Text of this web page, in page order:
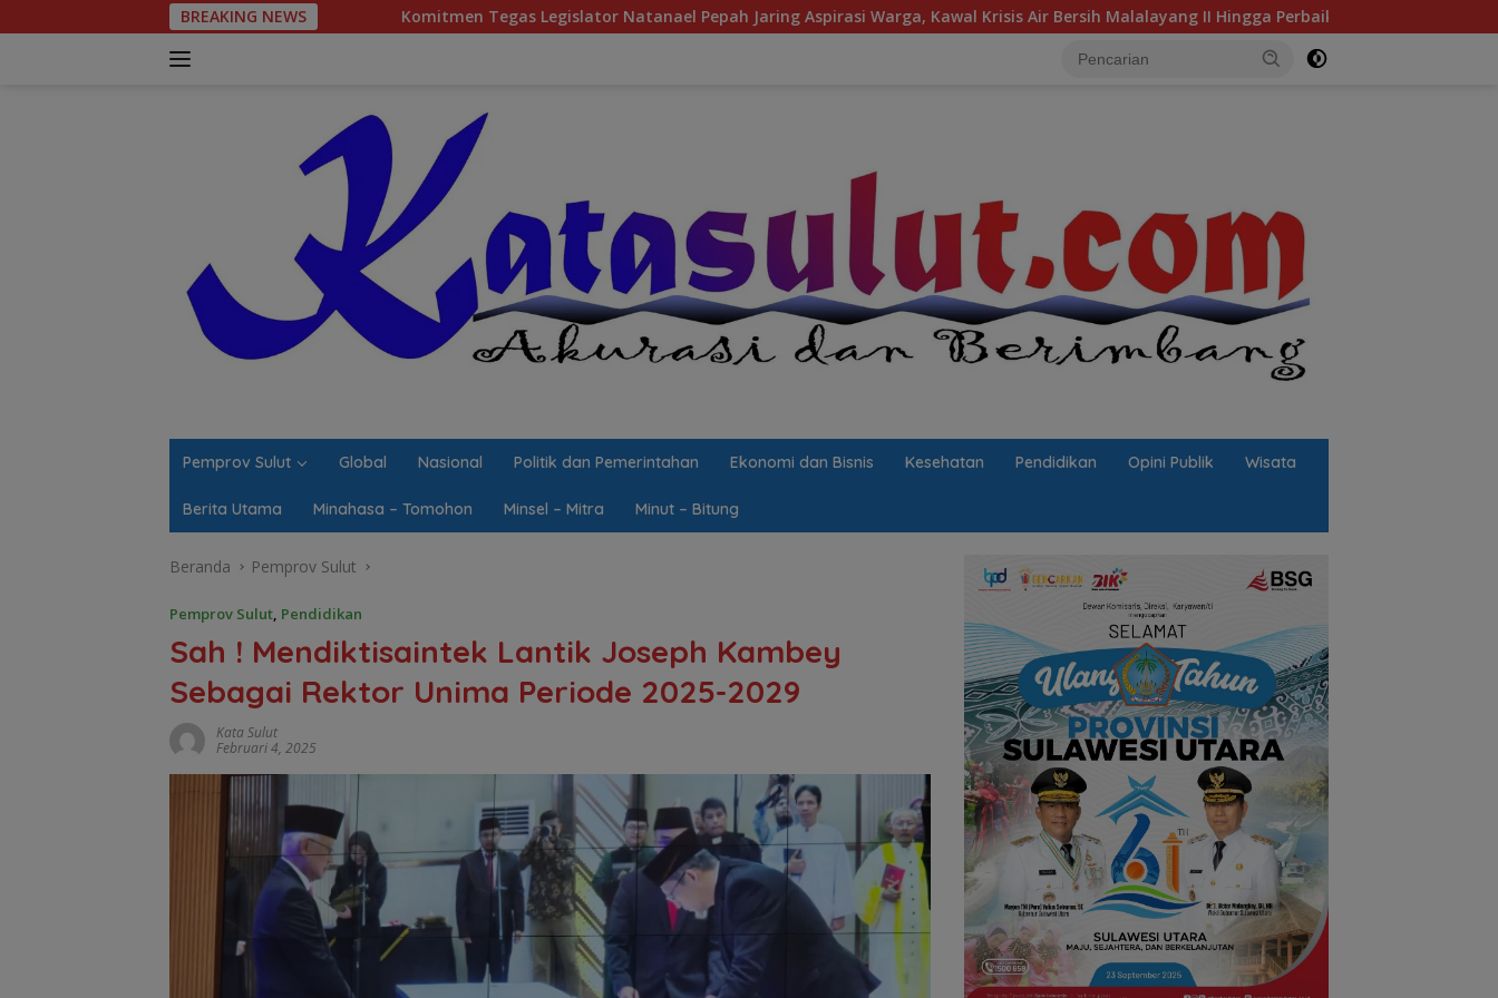
ke
BREAKING NEWS
Komitmen Tegas Legislator Natanael Pepah Jaring Aspirasi Warga, Kawal Krisis Air Bersih Malalayang II Hingga Perbaikan Infrastruktur
Pemprov Sulut Global Nasional Politik dan Pemerintahan Ekonomi dan Bisnis Kesehatan Pendidikan Opini Publik Wisata
Berita Utama Minahasa – Tomohon Minsel – Mitra Minut – Bitung
Beranda Pemprov Sulut
Pemprov Sulut, Pendidikan
Sah ! Mendiktisaintek Lantik Joseph Kambey
Sebagai Rektor Unima Periode 2025-2029
Kata Sulut
Februari 4, 2025